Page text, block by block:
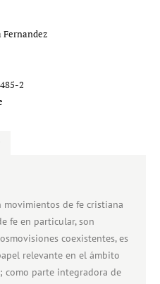
Fernandez
2
movimientos de fe cristiana
fe en particular, son
coexistentes, es
relevante en el ámbito
como parte integradora de